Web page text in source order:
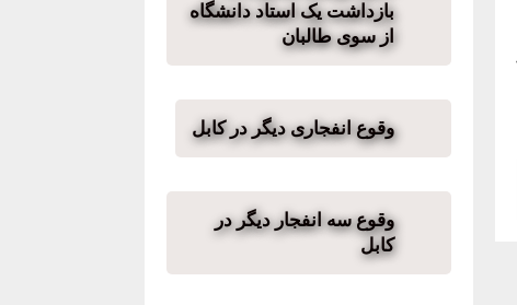
بازداشت یک استاد دانشگاه
از سوی طالبان
وقوع انفجاری دیگر در کابل
وقوع سه انفجار دیگر در
کابل